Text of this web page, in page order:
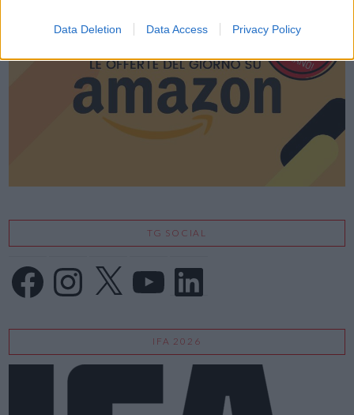
Data Deletion Data Access Privacy Policy
TG SOCIAL
FacebookInstagram
X LinkedIn
IFA 2026